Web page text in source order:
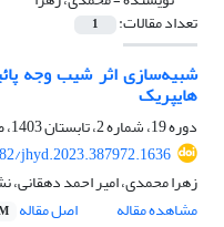
تعداد مقالات: 1
شبیه‌سازی اثر شیب وجه
هایپریک
دوره 19، شماره 2، تابستان 1403، صفحه
jhyd.2023.387972.1636
زهرا محمدی، امیر احمد دهقانی،
مشاهده مقاله
اصل مقاله